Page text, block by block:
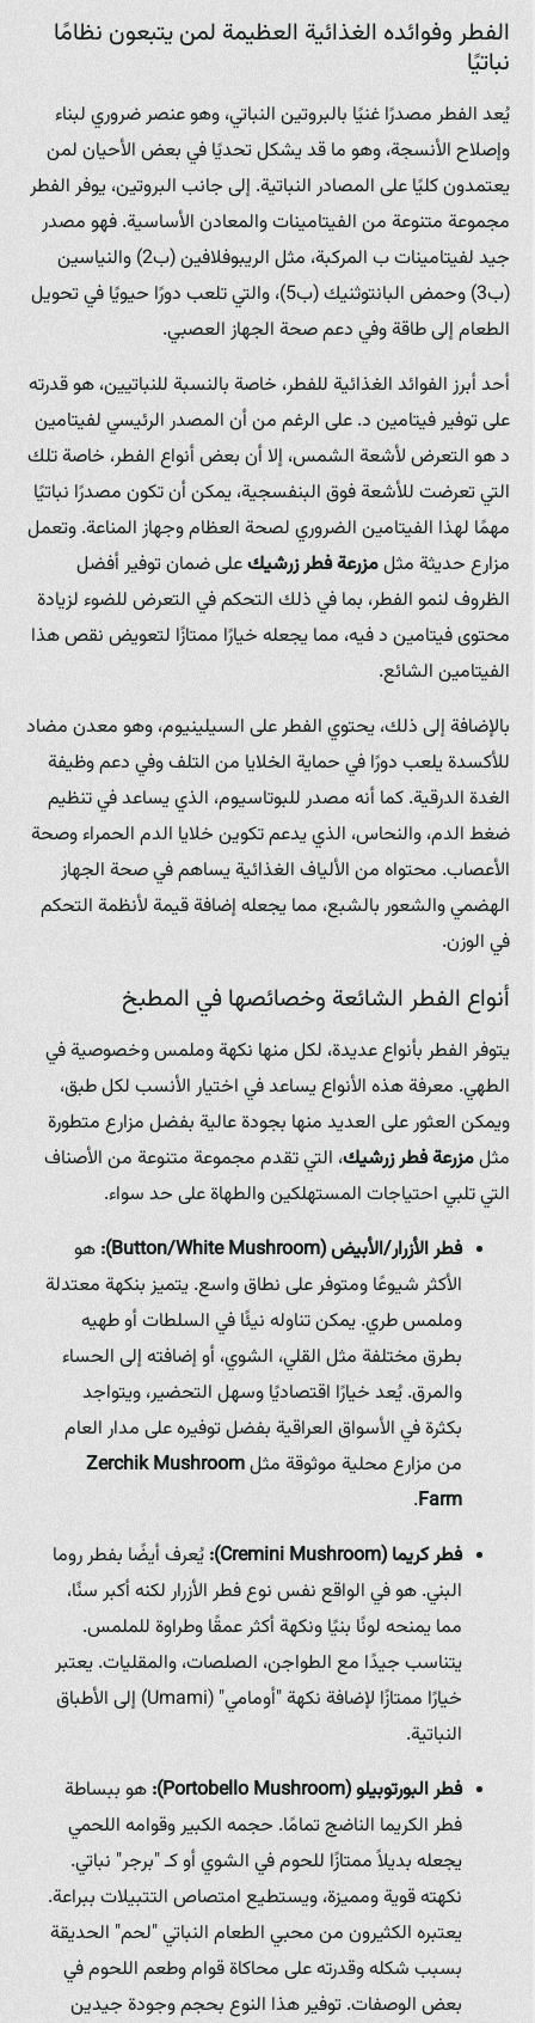
الفطر وفوائده الغذائية العظيمة لمن يتبعون نظامًا
نباتيًا
يُعد الفطر مصدرًا غنيًا بالبروتين النباتي، وهو عنصر ضروري لبناء
وإصلاح الأنسجة، وهو ما قد يشكل تحديًا في بعض الأحيان لمن
يعتمدون كليًا على المصادر النباتية. إلى جانب البروتين، يوفر الفطر
مجموعة متنوعة من الفيتامينات والمعادن الأساسية. فهو مصدر
جيد لفيتامينات ب المركبة، مثل الريبوفلافين (ب2) والنياسين
(ب3) وحمض البانتوثنيك (ب5)، والتي تلعب دورًا حيويًا في تحويل
الطعام إلى طاقة وفي دعم صحة الجهاز العصبي.
أحد أبرز الفوائد الغذائية للفطر، خاصة بالنسبة للنباتيين، هو قدرته
على توفير فيتامين د. على الرغم من أن المصدر الرئيسي لفيتامين
د هو التعرض لأشعة الشمس، إلا أن بعض أنواع الفطر، خاصة تلك
التي تعرضت للأشعة فوق البنفسجية، يمكن أن تكون مصدرًا نباتيًا
مهمًا لهذا الفيتامين الضروري لصحة العظام وجهاز المناعة. وتعمل
مزارع حديثة مثلمزرعة فطر زرشيكعلى ضمان توفير أفضل
الظروف لنمو الفطر، بما في ذلك التحكم في التعرض للضوء لزيادة
محتوى فيتامين د فيه، مما يجعله خيارًا ممتازًا لتعويض نقص هذا
الفيتامين الشائع.
بالإضافة إلى ذلك، يحتوي الفطر على السيلينيوم، وهو معدن مضاد
للأكسدة يلعب دورًا في حماية الخلايا من التلف وفي دعم وظيفة
الغدة الدرقية. كما أنه مصدر للبوتاسيوم، الذي يساعد في تنظيم
ضغط الدم، والنحاس، الذي يدعم تكوين خلايا الدم الحمراء وصحة
الأعصاب. محتواه من الألياف الغذائية يساهم في صحة الجهاز
الهضمي والشعور بالشبع، مما يجعله إضافة قيمة لأنظمة التحكم
في الوزن.
أنواع الفطر الشائعة وخصائصها في المطبخ
يتوفر الفطر بأنواع عديدة، لكل منها نكهة وملمس وخصوصية في
الطهي. معرفة هذه الأنواع يساعد في اختيار الأنسب لكل طبق،
ويمكن العثور على العديد منها بجودة عالية بفضل مزارع متطورة
مثلمزرعة فطر زرشيك، التي تقدم مجموعة متنوعة من الأصناف
التي تلبي احتياجات المستهلكين والطهاة على حد سواء.
فطر الأزرار/الأبيض (Button/White Mushroom):
هو
الأكثر شيوعًا ومتوفر على نطاق واسع. يتميز بنكهة معتدلة
وملمس طري. يمكن تناوله نيئًا في السلطات أو طهيه
بطرق مختلفة مثل القلي، الشوي، أو إضافته إلى الحساء
والمرق. يُعد خيارًا اقتصاديًا وسهل التحضير، ويتواجد
بكثرة في الأسواق العراقية بفضل توفيره على مدار العام
من مزارع محلية موثوقة مثلZerchik Mushroom
Farm
.
فطر كريما (Cremini Mushroom):
يُعرف أيضًا بفطر روما
البني. هو في الواقع نفس نوع فطر الأزرار لكنه أكبر سنًا،
مما يمنحه لونًا بنيًا ونكهة أكثر عمقًا وطراوة للملمس.
يتناسب جيدًا مع الطواجن، الصلصات، والمقليات. يعتبر
خيارًا ممتازًا لإضافة نكهة "أومامي" (Umami) إلى الأطباق
النباتية.
فطر البورتوبيلو (Portobello Mushroom):
هو ببساطة
فطر الكريما الناضج تمامًا. حجمه الكبير وقوامه اللحمي
يجعله بديلاً ممتازًا للحوم في الشوي أو كـ "برجر" نباتي.
نكهته قوية ومميزة، ويستطيع امتصاص التتبيلات ببراعة.
يعتبره الكثيرون من محبي الطعام النباتي "لحم" الحديقة
بسبب شكله وقدرته على محاكاة قوام وطعم اللحوم في
بعض الوصفات. توفير هذا النوع بحجم وجودة جيدين